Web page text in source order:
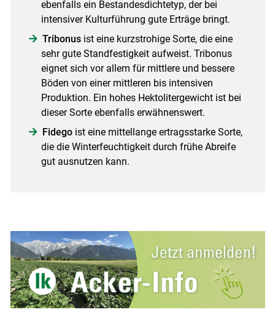
ebenfalls ein Bestandesdichtetyp, der bei
intensiver Kulturführung gute Erträge bringt.
Tribonus ist eine kurzstrohige Sorte, die eine
sehr gute Standfestigkeit aufweist. Tribonus
eignet sich vor allem für mittlere und bessere
Böden von einer mittleren bis intensiven
Produktion. Ein hohes Hektolitergewicht ist bei
dieser Sorte ebenfalls erwähnenswert.
Fidego ist eine mittellange ertragsstarke Sorte,
die die Winterfeuchtigkeit durch frühe Abreife
gut ausnutzen kann.